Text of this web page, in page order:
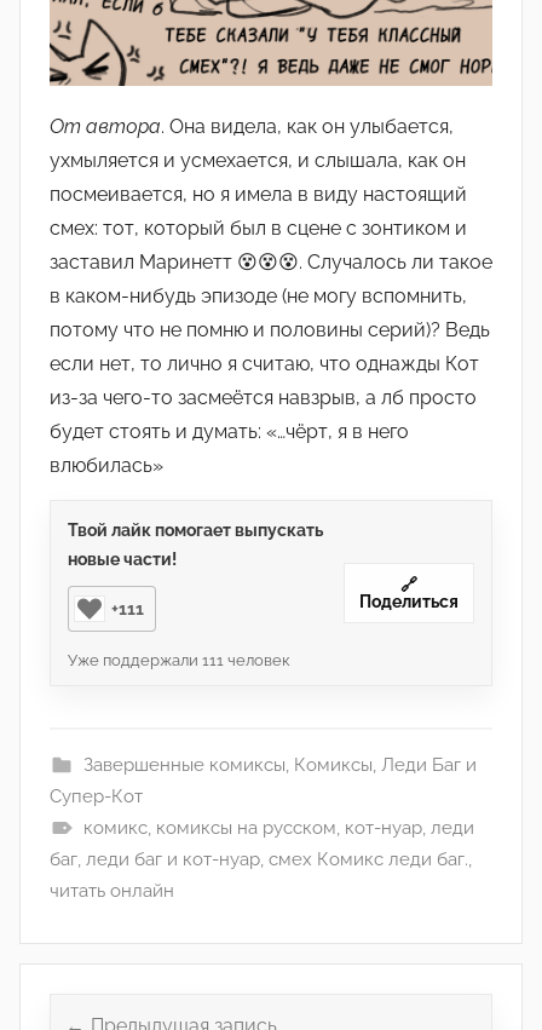
От автора. Она видела, как он улыбается,
ухмыляется и усмехается, и слышала, как он
посмеивается, но я имела в виду настоящий
смех: тот, который был в сцене с зонтиком и
заставил Маринетт 😵😵😵. Случалось ли такое
в каком-нибудь эпизоде (не могу вспомнить,
потому что не помню и половины серий)? Ведь
если нет, то лично я считаю, что однажды Кот
из-за чего-то засмеётся навзрыв, а лб просто
будет стоять и думать: «…чёрт, я в него
влюбилась»
Твой лайк помогает выпускать
новые части!
+111
Уже поддержали 111 человек
🔗
Поделиться
Завершенные комиксы, Комиксы, Леди Баг и
Супер-Кот
комикс, комиксы на русском, кот-нуар, леди
баг, леди баг и кот-нуар, смех Комикс леди баг.,
читать онлайн
Предыдущая запись